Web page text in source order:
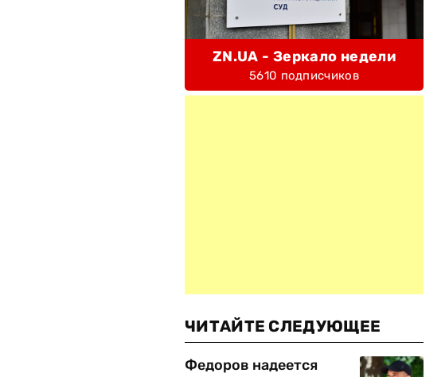
ZN.UA - Зеркало недели
5610 подписчиков
ЧИТАЙТЕ СЛЕДУЮЩЕЕ
Федоров надеется